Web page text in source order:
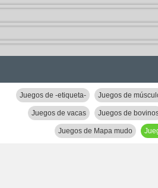
Juegos de -etiqueta- Juegos de
Juegos de vacas Juegos de
Juegos de Mapa mudo